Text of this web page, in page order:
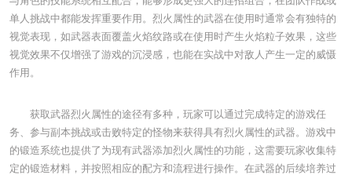
单人挑战中都能发挥重要作用。烈火属性的武器在使用时通常会有独特的
视觉表现，如武器表面覆盖火焰纹路或在使用时产生火焰粒子效果，这些
视觉效果不仅增强了游戏的沉浸感，也能在实战中对敌人产生一定的威慑
作用。
获取武器烈火属性的途径有多种，玩家可以通过完成特定的游戏任
务、参与副本挑战或击败特定的怪物来获得具有烈火属性的武器。游戏中
的锻造系统也提供了为现有武器添加烈火属性的功能，这需要玩家收集特
定的锻造材料，并按照相应的配方和流程进行操作。在武器的后续培养过